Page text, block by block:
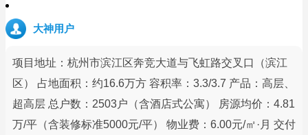
大神用户
项目地址：杭州市滨江区奔竞大道与飞虹路交叉口（滨江
区） 占地面积：约16.6万方 容积率：3.3/3.7 产品：高层、
超高层 总户数：2503户（含酒店式公寓） 房源均价：4.81
万/平（含装修标准5000元/平） 物业费：6.00元/㎡·月 交付